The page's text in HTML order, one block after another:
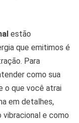
estão
que emitimos é
Para
como sua
o que você atrai
em detalhes,
e como